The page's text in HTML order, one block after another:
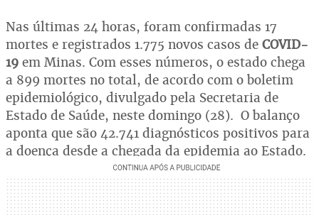
Nas últimas 24 horas, foram confirmadas 17
mortes e registrados 1.775 novos casos de COVID-
19 em Minas. Com esses números, o estado chega
a 899 mortes no total, de acordo com o boletim
epidemiológico, divulgado pela Secretaria de
Estado de Saúde, neste domingo (28). O balanço
aponta que são 42.741 diagnósticos positivos para
a doença desde a chegada da epidemia ao Estado.